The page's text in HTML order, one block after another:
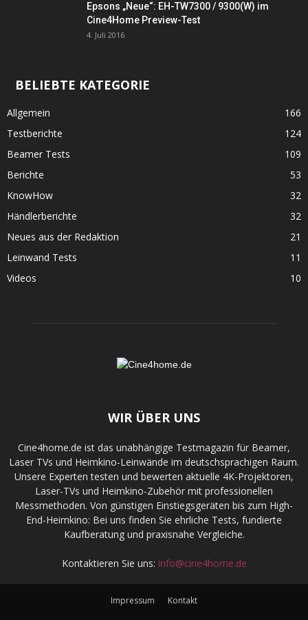
Epsons „Neue“: EH-TW7300 / 9300(W) im
Cine4Home Preview-Test
4. Juli 2016
BELIEBTE KATEGORIE
Allgemein
166
Testberichte
124
Beamer Tests
109
Berichte
53
KnowHow
32
Händlerberichte
32
Neues aus der Redaktion
21
Leinwand Tests
11
Videos
10
WIR ÜBER UNS
Cine4home.de ist das unabhängige Testmagazin für Beamer,
Laser TVs und Heimkino-Leinwände im deutschsprachigen Raum.
Unsere Experten testen und bewerten aktuelle 4K-Projektoren,
Laser-TVs und Heimkino-Zubehör mit professionellen
Messmethoden. Von günstigen Einstiegsgeräten bis zum High-
End-Heimkino: Bei uns finden Sie ehrliche Tests, fundierte
Kaufberatung und praxisnahe Vergleiche.
Kontaktieren Sie uns: info@cine4home.de
Impressum
Kontakt